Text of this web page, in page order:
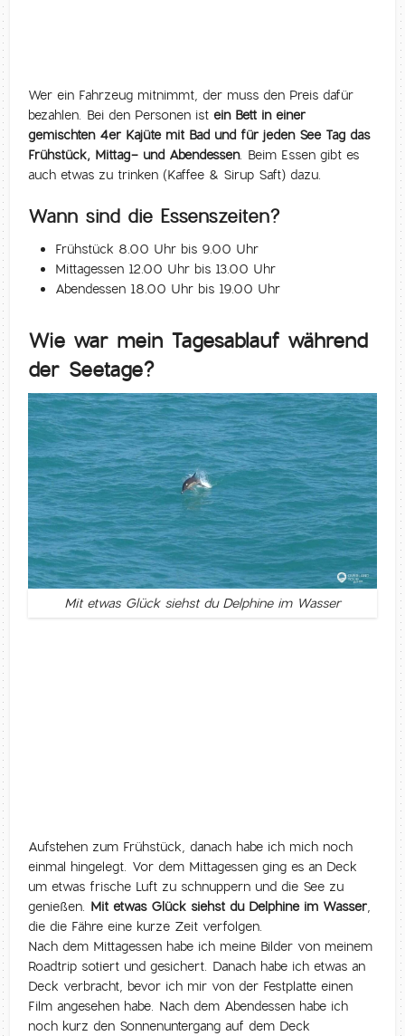
Wer ein Fahrzeug mitnimmt, der muss den Preis dafür
bezahlen. Bei den Personen istein Bett in einer
gemischten 4er Kajüte mit Bad und für jeden See Tag das
Frühstück, Mittag- und Abendessen. Beim Essen gibt es
auch etwas zu trinken (Kaffee & Sirup Saft) dazu.
Wann sind die Essenszeiten?
Frühstück 8.00 Uhr bis 9.00 Uhr
Mittagessen 12.00 Uhr bis 13.00 Uhr
Abendessen 18.00 Uhr bis 19.00 Uhr
Wie war mein Tagesablauf während
der Seetage?
Mit etwas Glück siehst du Delphine im Wasser
Aufstehen zum Frühstück, danach habe ich mich noch
einmal hingelegt. Vor dem Mittagessen ging es an Deck
um etwas frische Luft zu schnuppern und die See zu
genießen. Mit etwas Glück siehst du Delphine im Wasser,
die die Fähre eine kurze Zeit verfolgen.
Nach dem Mittagessen habe ich meine Bilder von meinem
Roadtrip sotiert und gesichert. Danach habe ich etwas an
Deck verbracht, bevor ich mir von der Festplatte einen
Film angesehen habe. Nach dem Abendessen habe ich
noch kurz den Sonnenuntergang auf dem Deck